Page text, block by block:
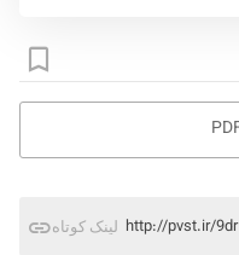
لینک کوتاه http://pvst.ir/9dr